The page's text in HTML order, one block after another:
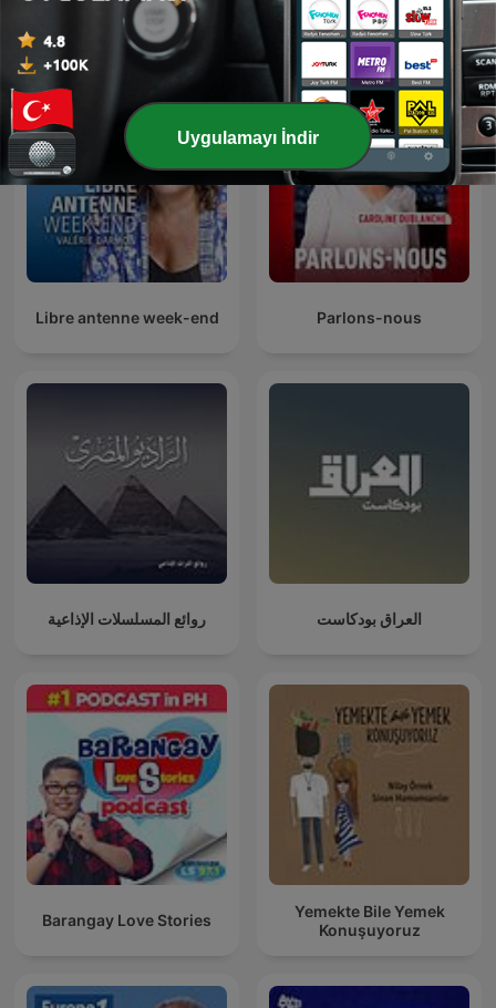
Radyo Tiyatrosu Radio Turquie Türkiye
Libre antenne week-end Parlons-nous
روائع المسلسلات الإذاعية العراق بودكاست
Barangay Love Stories
Yemekte Bile Yemek
Konuşuyoruz
Uygulamayı İndir